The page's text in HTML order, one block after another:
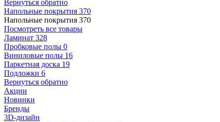
Вернуться обратно
Напольные покрытия 370
Напольные покрытия 370
Посмотреть все товары
Ламинат 328
Пробковые полы 0
Виниловые полы 16
Паркетная доска 19
Подложки 6
Вернуться обратно
Акции
Новинки
Бренды
3D-дизайн